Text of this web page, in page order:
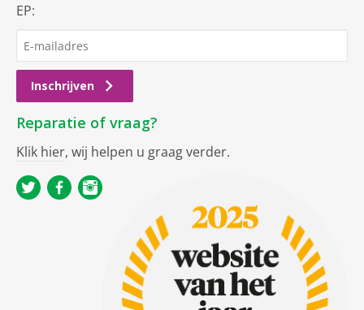
EP:
Inschrijven
Reparatie of vraag?
Klik hier, wij helpen u graag verder.